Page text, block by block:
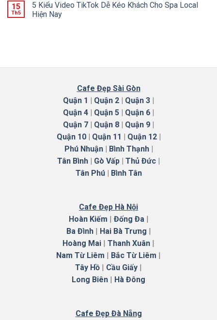
15
Th5
5 Kiểu Video TikTok Dễ Kéo Khách Cho Spa Local
Hiện Nay
Cafe Đẹp Sài Gòn
Quận 1
Quận 2 Quận 3
Quận 4
Quận 5 Quận 6
Quận 7
Quận 8 Quận 9
Quận 10| Quận 11 Quận 12|
Phú Nhuận| Bình Thạnh|
Tân Bình
Gò Vấp Thủ Đức
Tân Phú| Bình Tân
Cafe Đẹp Hà Nội
Hoàn Kiếm | Đống Đa|
Ba Đình| Hai Bà Trưng |
Hoàng Mai | Thanh Xuân |
Nam Từ Liêm | Bắc Từ Liêm |
Tây Hồ | Cầu Giấy |
Long Biên | Hà Đông
Cafe Đẹp Đà Nẵng